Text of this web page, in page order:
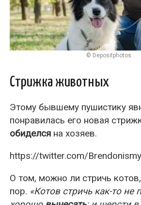
© Depositphotos
Стрижка животных
Этому бывшему пушистику
понравилась его новая
обиделся на хозяев.
https://twitter.com/
О том, можно ли стричь
пор. «Котов стричь как-то